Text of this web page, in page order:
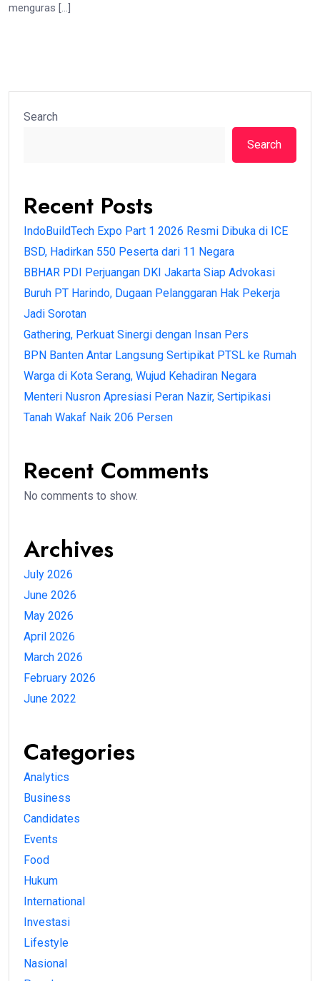
menguras […]
Search
Search
Recent Posts
IndoBuildTech Expo Part 1 2026 Resmi Dibuka di ICE
BSD, Hadirkan 550 Peserta dari 11 Negara
BBHAR PDI Perjuangan DKI Jakarta Siap Advokasi
Buruh PT Harindo, Dugaan Pelanggaran Hak Pekerja
Jadi Sorotan
Gathering, Perkuat Sinergi dengan Insan Pers
BPN Banten Antar Langsung Sertipikat PTSL ke Rumah
Warga di Kota Serang, Wujud Kehadiran Negara
Menteri Nusron Apresiasi Peran Nazir, Sertipikasi
Tanah Wakaf Naik 206 Persen
Recent Comments
No comments to show.
Archives
July 2026
June 2026
May 2026
April 2026
March 2026
February 2026
June 2022
Categories
Analytics
Business
Candidates
Events
Food
Hukum
International
Investasi
Lifestyle
Nasional